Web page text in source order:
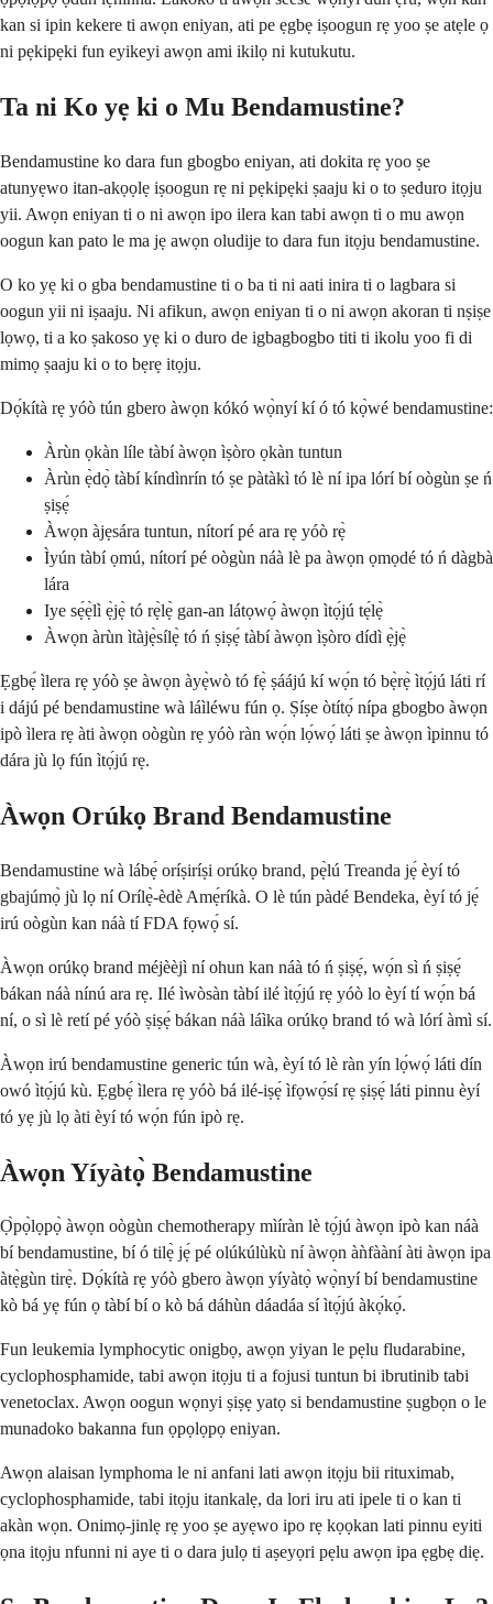
kan si ipin kekere ti awọn eniyan, ati pe ẹgbẹ iṣoogun rẹ yoo ṣe atẹle ọ
ni pẹkipẹki fun eyikeyi awọn ami ikilọ ni kutukutu.
Ta ni Ko yẹ ki o Mu Bendamustine?
Bendamustine ko dara fun gbogbo eniyan, ati dokita rẹ yoo ṣe
atunyẹwo itan-akọọlẹ iṣoogun rẹ ni pẹkipẹki ṣaaju ki o to ṣeduro itọju
yii. Awọn eniyan ti o ni awọn ipo ilera kan tabi awọn ti o mu awọn
oogun kan pato le ma jẹ awọn oludije to dara fun itọju bendamustine.
O ko yẹ ki o gba bendamustine ti o ba ti ni aati inira ti o lagbara si
oogun yii ni iṣaaju. Ni afikun, awọn eniyan ti o ni awọn akoran ti nṣiṣe
lọwọ, ti a ko ṣakoso yẹ ki o duro de igbagbogbo titi ti ikolu yoo fi di
mimọ ṣaaju ki o to bẹrẹ itọju.
Dọ́kítà rẹ yóò tún gbero àwọn kókó wọ̀nyí kí ó tó kọ̀wé bendamustine:
Àrùn ọkàn líle tàbí àwọn ìṣòro ọkàn tuntun
Àrùn ẹ̀dọ̀ tàbí kíndìnrín tó ṣe pàtàkì tó lè ní ipa lórí bí oògùn ṣe ń
ṣiṣẹ́
Àwọn àjẹsára tuntun, nítorí pé ara rẹ yóò rẹ̀
Ìyún tàbí ọmú, nítorí pé oògùn náà lè pa àwọn ọmọdé tó ń dàgbà
lára
Iye sẹ́ẹ̀lì ẹ̀jẹ̀ tó rẹ̀lẹ̀ gan-an látọwọ́ àwọn ìtọ́jú tẹ́lẹ̀
Àwọn àrùn ìtàjẹ̀sílẹ̀ tó ń ṣiṣẹ́ tàbí àwọn ìṣòro dídì ẹ̀jẹ̀
Ẹgbẹ́ ìlera rẹ yóò ṣe àwọn àyẹ̀wò tó fẹ̀ ṣáájú kí wọ́n tó bẹ̀rẹ̀ ìtọ́jú láti rí
i dájú pé bendamustine wà láìléwu fún ọ. Ṣíṣe òtítọ́ nípa gbogbo àwọn
ipò ìlera rẹ àti àwọn oògùn rẹ yóò ràn wọ́n lọ́wọ́ láti ṣe àwọn ìpinnu tó
dára jù lọ fún ìtọ́jú rẹ.
Àwọn Orúkọ Brand Bendamustine
Bendamustine wà lábẹ́ oríṣiríṣi orúkọ brand, pẹ̀lú Treanda jẹ́ èyí tó
gbajúmọ̀ jù lọ ní Orílẹ̀-èdè Amẹ́ríkà. O lè tún pàdé Bendeka, èyí tó jẹ́
irú oògùn kan náà tí FDA fọwọ́ sí.
Àwọn orúkọ brand méjèèjì ní ohun kan náà tó ń ṣiṣẹ́, wọ́n sì ń ṣiṣẹ́
bákan náà nínú ara rẹ. Ilé ìwòsàn tàbí ilé ìtọ́jú rẹ yóò lo èyí tí wọ́n bá
ní, o sì lè retí pé yóò ṣiṣẹ́ bákan náà láìka orúkọ brand tó wà lórí àmì sí.
Àwọn irú bendamustine generic tún wà, èyí tó lè ràn yín lọ́wọ́ láti dín
owó ìtọ́jú kù. Ẹgbẹ́ ìlera rẹ yóò bá ilé-iṣẹ́ ìfọwọ́sí rẹ ṣiṣẹ́ láti pinnu èyí
tó yẹ jù lọ àti èyí tó wọ́n fún ipò rẹ.
Àwọn Yíyàtọ̀ Bendamustine
Ọ̀pọ̀lọpọ̀ àwọn oògùn chemotherapy mìíràn lè tọ́jú àwọn ipò kan náà
bí bendamustine, bí ó tilẹ̀ jẹ́ pé olúkúlùkù ní àwọn àǹfààní àti àwọn ipa
àtẹ̀gùn tirẹ̀. Dọ́kítà rẹ yóò gbero àwọn yíyàtọ̀ wọ̀nyí bí bendamustine
kò bá yẹ fún ọ tàbí bí o kò bá dáhùn dáadáa sí ìtọ́jú àkọ́kọ́.
Fun leukemia lymphocytic onigbọ, awọn yiyan le pẹlu fludarabine,
cyclophosphamide, tabi awọn itọju ti a fojusi tuntun bi ibrutinib tabi
venetoclax. Awọn oogun wọnyi ṣiṣẹ yatọ si bendamustine ṣugbọn o le
munadoko bakanna fun ọpọlọpọ eniyan.
Awọn alaisan lymphoma le ni anfani lati awọn itọju bii rituximab,
cyclophosphamide, tabi itọju itankalẹ, da lori iru ati ipele ti o kan ti
akàn wọn. Onimọ-jinlẹ rẹ yoo ṣe ayẹwo ipo rẹ kọọkan lati pinnu eyiti
ọna itọju nfunni ni aye ti o dara julọ ti aṣeyọri pẹlu awọn ipa ẹgbẹ diẹ.